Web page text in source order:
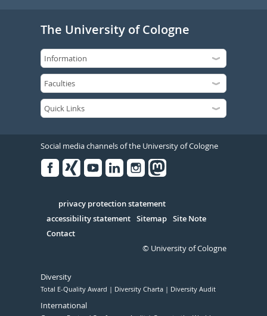
The University of Cologne
Social media channels of the University of Cologne
Serivce
privacy protection statement
accessibility statement Sitemap Site Note
Contact
© University of Cologne
Diversity
Total E-Quality Award Diversity Charta Diversity Audit
International